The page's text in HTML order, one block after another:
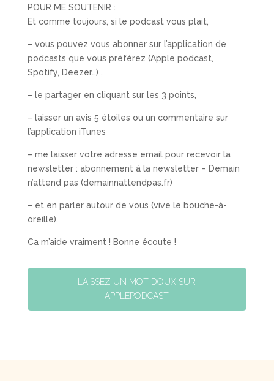
POUR ME SOUTENIR :
Et comme toujours, si le podcast vous plait,
– vous pouvez vous abonner sur l’application de
podcasts que vous préférez (Apple podcast,
Spotify, Deezer…) ,
– le partager en cliquant sur les 3 points,
– laisser un avis 5 étoiles ou un commentaire sur
l’application iTunes
– me laisser votre adresse email pour recevoir la
newsletter : abonnement à la newsletter – Demain
n’attend pas (demainnattendpas.fr)
– et en parler autour de vous (vive le bouche-à-
oreille),
Ca m’aide vraiment ! Bonne écoute !
LAISSEZ UN MOT DOUX SUR
APPLEPODCAST